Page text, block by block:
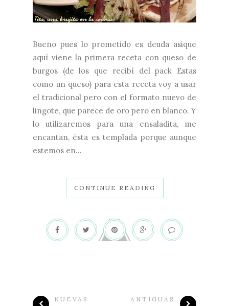
Bueno pues lo prometido es deuda asique
aquí viene la primera receta con queso de
burgos (de los que recibí del pack Estas
como un queso) para esta receta voy a usar
el tradicional pero con el formato nuevo de
lingote, que parece de oro pero en blanco. Y
lo utilizaremos para una ensaladita, me
encantan, ésta es templada porque aunque
estemos en...
CONTINUE READING
NUEVAS ANTIGUAS